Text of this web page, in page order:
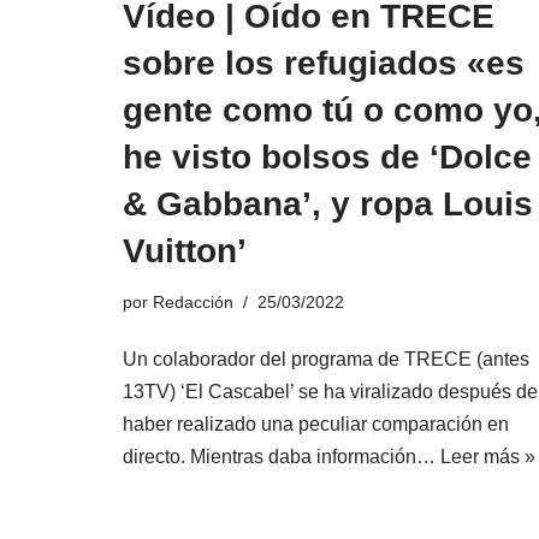
Vídeo | Oído en TRECE
sobre los refugiados «es
gente como tú o como yo,
he visto bolsos de ‘Dolce
& Gabbana’, y ropa Louis
Vuitton’
por Redacción 25/03/2022
Un colaborador del programa de TRECE (antes
13TV) ‘El Cascabel’ se ha viralizado después de
haber realizado una peculiar comparación en
directo. Mientras daba información… Leer más »